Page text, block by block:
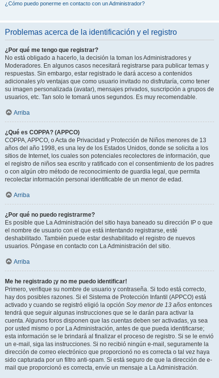
¿Cómo puedo ponerme en contacto con un Administrador?
Problemas acerca de la identificación y el registro
¿Por qué me tengo que registrar?
No está obligado a hacerlo, la decisión la toman los Administradores y
Moderadores. En algunos casos necesitará registrarse para publicar temas y
respuestas. Sin embargo, estar registrado le dará acceso a contenidos
adicionales y/o ventajas que como usuario invitado no disfrutaría, como tener
su imagen personalizada (avatar), mensajes privados, suscripción a grupos de
usuarios, etc. Tan solo le tomará unos segundos. Es muy recomendable.
Arriba
¿Qué es COPPA? (APPCO)
COPPA, APPCO, o Acta de Privacidad y Protección de Niños menores de 13
años del año 1998, es una ley de los Estados Unidos, donde se solicita a los
sitios de Internet, los cuales son potenciales recolectores de información, que
el registro de niños sea escrito y ratificado con el consentimiento de los padres
o con algún otro método de reconocimiento de guardia legal, que permita
recolectar información personal identificable de un menor de edad.
Arriba
¿Por qué no puedo registrarme?
Es posible que La Administración del sitio haya baneado su dirección IP o que
el nombre de usuario con el que está intentando registrarse, esté
deshabilitado. También puede estar deshabilitado el registro de nuevos
usuarios. Póngase en contacto con La Administración del sitio.
Arriba
Me he registrado ¡y no me puedo identificar!
Primero, verifique su nombre de usuario y contraseña. Si todo está correcto,
hay dos posibles razones. Si el Sistema de Protección Infantil (APPCO) está
activado y cuando se registró eligió la opción Soy menor de 13 años entonces
tendrá que seguir algunas instrucciones que se le darán para activar la
cuenta. Algunos foros disponen que las cuentas deben ser activadas, ya sea
por usted mismo o por La Administración, antes de que pueda identificarse;
esta información se le brindará al finalizar el proceso de registro. Si se le envió
un e-mail, siga las instrucciones. Si no recibió ningún e-mail, seguramente la
dirección de correo electrónico que proporcionó no es correcta o tal vez haya
sido capturada por un filtro anti-spam. Si está seguro de que la dirección de e-
mail que proporcionó es correcta, envíe un mensaje a La Administración.